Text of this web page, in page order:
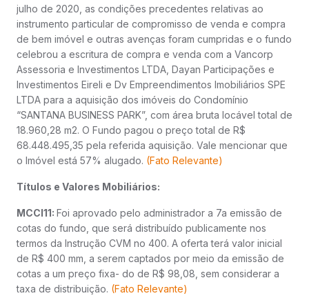
julho de 2020, as condições precedentes relativas ao
instrumento particular de compromisso de venda e compra
de bem imóvel e outras avenças foram cumpridas e o fundo
celebrou a escritura de compra e venda com a Vancorp
Assessoria e Investimentos LTDA, Dayan Participações e
Investimentos Eireli e Dv Empreendimentos Imobiliários SPE
LTDA para a aquisição dos imóveis do Condomínio
“SANTANA BUSINESS PARK”, com área bruta locável total de
18.960,28 m2. O Fundo pagou o preço total de R$
68.448.495,35 pela referida aquisição. Vale mencionar que
o Imóvel está 57% alugado. (Fato Relevante)
Títulos e Valores Mobiliários:
MCCI11: Foi aprovado pelo administrador a 7a emissão de
cotas do fundo, que será distribuído publicamente nos
termos da Instrução CVM no 400. A oferta terá valor inicial
de R$ 400 mm, a serem captados por meio da emissão de
cotas a um preço fixa- do de R$ 98,08, sem considerar a
taxa de distribuição. (Fato Relevante)